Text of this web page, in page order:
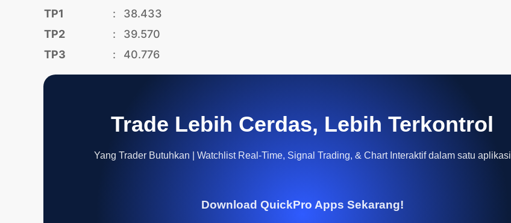
TP1
:
38.433
TP2
:
39.570
TP3
: 40.776
Trade Lebih Cerdas, Lebih Terkontrol
Yang Trader Butuhkan | Watchlist Real-Time, Signal Trading, & Chart Interaktif dalam satu aplikasi
Download QuickPro Apps Sekarang!